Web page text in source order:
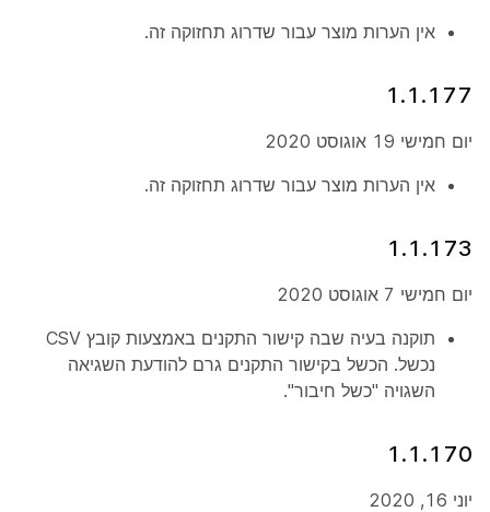
אין הערות מוצר עבור שדרוג תחזוקה זה.
1.1.177
יום חמישי 19 אוגוסט 2020
אין הערות מוצר עבור שדרוג תחזוקה זה.
1.1.173
יום חמישי 7 אוגוסט 2020
תוקנה בעיה שבה קישור התקנים באמצעות קובץ CSV
נכשל. הכשל בקישור התקנים גרם להודעת השגיאה
השגויה "כשל חיבור".
1.1.170
יוני 16, 2020